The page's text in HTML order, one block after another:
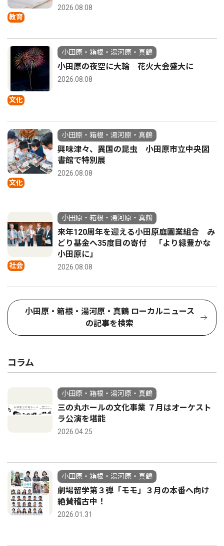
教育
2026.08.08
文化
小田原・箱根・湯河原・真鶴
小田原の夜空に大輪 花火大会盛大に
2026.08.08
文化
小田原・箱根・湯河原・真鶴
興味津々、異国の昆虫 小田原市立中央図
書館で特別展
2026.08.08
社会
小田原・箱根・湯河原・真鶴
来年120周年を迎える小田原庭園業組合 み
どり基金へ35度目の寄付 「より緑豊かな
小田原に」
2026.08.08
小田原・箱根・湯河原・真鶴 ローカルニュース
の記事を検索
コラム
小田原・箱根・湯河原・真鶴
三の丸ホールの文化事業 ７月はオーケスト
ラ公演を堪能
2026.04.25
小田原・箱根・湯河原・真鶴
劇場留学第３弾「モモ」３月の本番へ向け
絶賛稽古中！
2026.01.31